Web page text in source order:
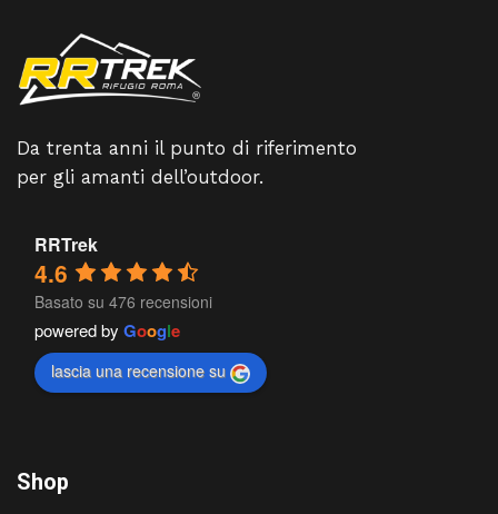
Da trenta anni il punto di riferimento
per gli amanti dell’outdoor.
RRTrek
4.6
Basato su 476 recensioni
powered by Google
lascia una recensione su
Shop